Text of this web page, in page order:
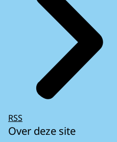
RSS
Over deze site